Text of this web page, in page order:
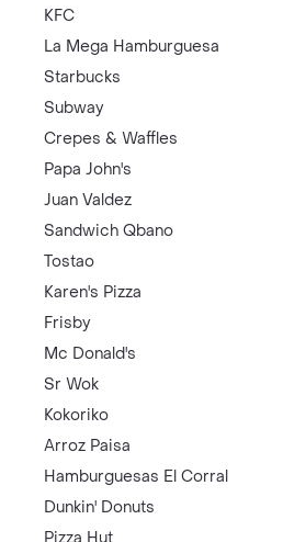
KFC
La Mega Hamburguesa
Starbucks
Subway
Crepes & Waffles
Papa John's
Juan Valdez
Sandwich Qbano
Tostao
Karen's Pizza
Frisby
Mc Donald's
Sr Wok
Kokoriko
Arroz Paisa
Hamburguesas El Corral
Dunkin' Donuts